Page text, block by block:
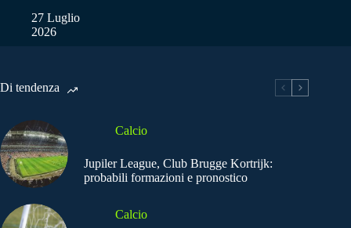
27 Luglio
2026
Di tendenza
Calcio
Jupiler League, Club Brugge Kortrijk:
probabili formazioni e pronostico
Calcio